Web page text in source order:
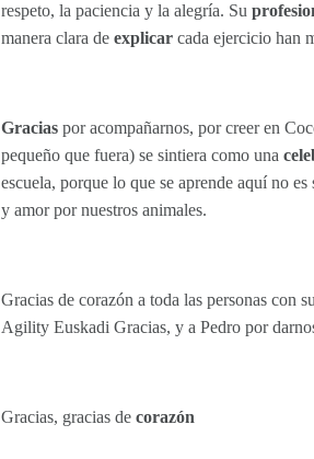
respeto, la paciencia y la alegría. Su
manera clara deexplicar cada ejercicio han
Gracias por acompañarnos, por creer en
pequeño que fuera) se sintiera como una
escuela, porque lo que se aprende aquí no
y amor por nuestros animales.
Gracias de corazón a toda las personas con
Agility Euskadi Gracias, y a Pedro por
Gracias, gracias decorazón